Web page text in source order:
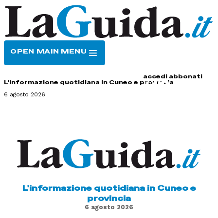
OPEN MAIN MENU
accedi abbonati
L'informazione quotidiana in Cuneo e provincia
6 agosto 2026
L'informazione quotidiana in Cuneo e
provincia
6 agosto 2026